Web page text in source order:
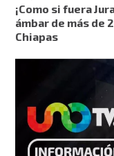
¡Como si fuera
ámbar de más de
Chiapas